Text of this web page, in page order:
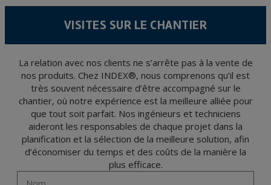
la santé, ces donnée n'étant pas cryptées.
et d'opposition en vertu des dispositions au Règlement Général sur la Protection des
votre pièce d’identité, à P.I. La Portalada II | c/ Segador 13, 26006 | Logroño (La
Rioja).
VISITES SUR LE CHANTIER
La relation avec nos clients ne s’arrête pas à la vente de
nos produits. Chez INDEX®, nous comprenons qu’il est
très souvent nécessaire d’être accompagné sur le
chantier, où notre expérience est la meilleure alliée pour
que tout soit parfait. Nos ingénieurs et techniciens
aideront les responsables de chaque projet dans la
planification et la sélection de la meilleure solution, afin
d’économiser du temps et des coûts de la manière la
plus efficace.